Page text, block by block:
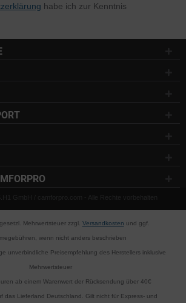
habe ich zur Kenntnis
GmbH / camforpro.com - Alle Rechte vorbehalten
Mehrwertsteuer zzgl. Versandkosten und ggf.
wenn nicht anders beschrieben
unverbindliche Preisempfehlung des Herstellers inklusive
Mehrwertsteuer
ab einem Warenwert der Rücksendung über 40€
das Lieferland Deutschland. Gilt nicht für Express- und